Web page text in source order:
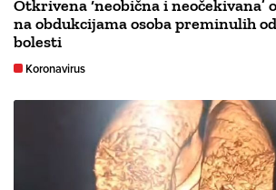
Otkrivena ‘neobična i neočekivana’
na obdukcijama osoba preminulih
bolesti
Koronavirus